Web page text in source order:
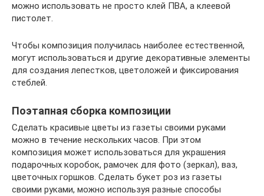
можно использовать не просто клей ПВА, а клеевой
пистолет.
Чтобы композиция получилась наиболее естественной,
могут использоваться и другие декоративные элементы
для создания лепестков, цветоложей и фиксирования
стеблей.
Поэтапная сборка композиции
Сделать красивые цветы из газеты своими руками
можно в течение нескольких часов. При этом
композиция может использоваться для украшения
подарочных коробок, рамочек для фото (зеркал), ваз,
цветочных горшков. Сделать букет роз из газеты
своими руками, можно используя разные способы